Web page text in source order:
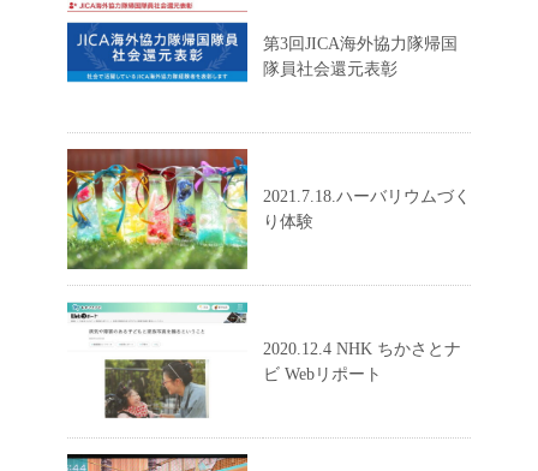
第3回JICA海外協力隊帰国
隊員社会還元表彰
2021.7.18.ハーバリウムづく
り体験
2020.12.4 NHK ちかさとナ
ビ Webリポート